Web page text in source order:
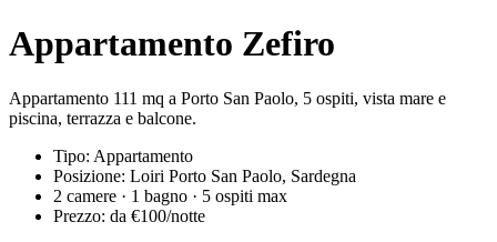
Appartamento Zefiro
Appartamento 111 mq a Porto San Paolo, 5 ospiti, vista mare e
piscina, terrazza e balcone.
Tipo: Appartamento
Posizione: Loiri Porto San Paolo, Sardegna
2 camere · 1 bagno · 5 ospiti max
Prezzo: da €100/notte